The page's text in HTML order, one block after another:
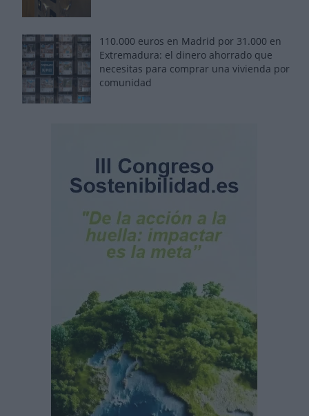
110.000 euros en Madrid por 31.000 en
Extremadura: el dinero ahorrado que
necesitas para comprar una vivienda por
comunidad